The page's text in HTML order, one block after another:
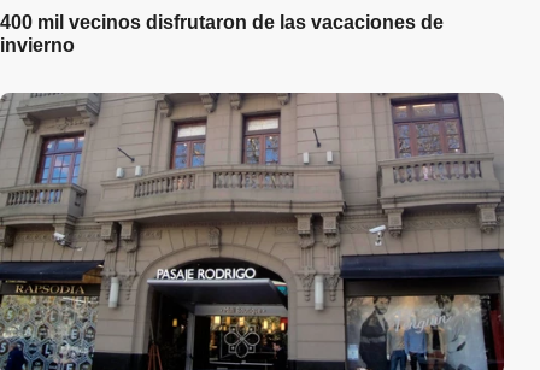
400 mil vecinos disfrutaron de las vacaciones de
invierno